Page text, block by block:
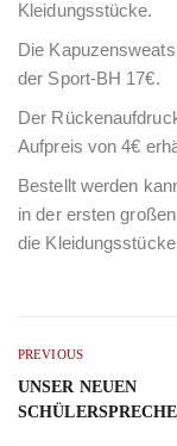
Kleidungsstücke.
Die
der Sport-BH 17€.
Der
Aufpreis von 4€
Bestellt werden
in der ersten
die
PREVIOUS
UNSER NEUEN